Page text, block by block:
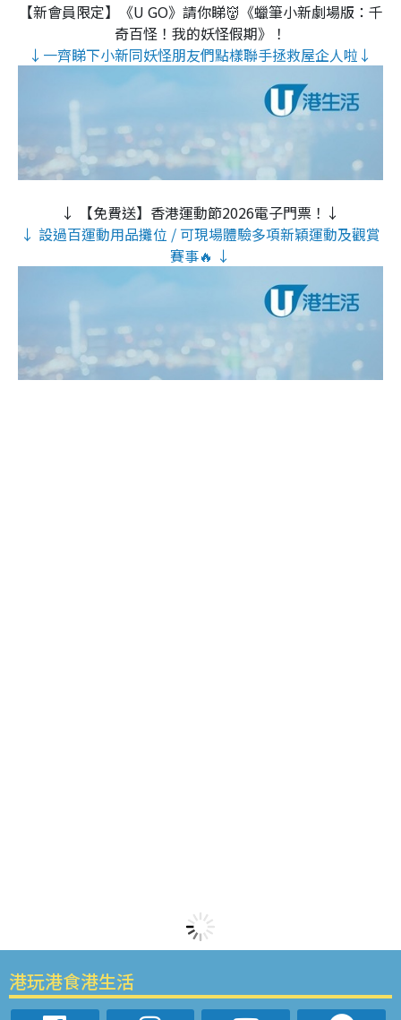
【新會員限定】《U GO》請你睇👹《蠟筆小新劇場版：千
奇百怪！我的妖怪假期》！
↓一齊睇下小新同妖怪朋友們點樣聯手拯救屋企人啦↓
↓ 【免費送】香港運動節2026電子門票！↓
↓ 設過百運動用品攤位 / 可現場體驗多項新穎運動及觀賞
賽事🔥 ↓
港玩港食港生活